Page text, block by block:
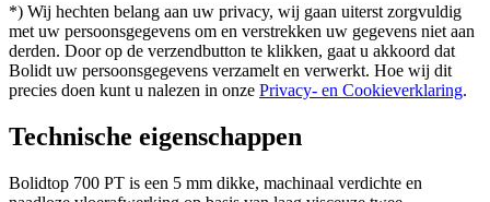
*) Wij hechten belang aan uw privacy, wij gaan uiterst zorgvuldig
met uw persoonsgegevens om en verstrekken uw gegevens niet aan
derden. Door op de verzendbutton te klikken, gaat u akkoord dat
Bolidt uw persoonsgegevens verzamelt en verwerkt. Hoe wij dit
precies doen kunt u nalezen in onze Privacy- en Cookieverklaring.
Technische eigenschappen
Bolidtop 700 PT is een 5 mm dikke, machinaal verdichte en